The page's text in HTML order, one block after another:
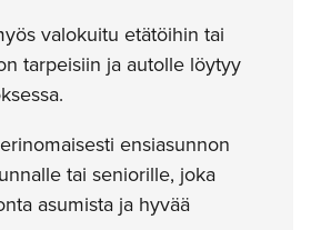
valokuitu etätöihin tai
tarpeisiin ja autolle löytyy
ensiasunnon
tai seniorille, joka
asumista ja hyvää